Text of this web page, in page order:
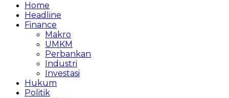
Home
Headline
Finance
Makro
UMKM
Perbankan
Industri
Investasi
Hukum
Politik